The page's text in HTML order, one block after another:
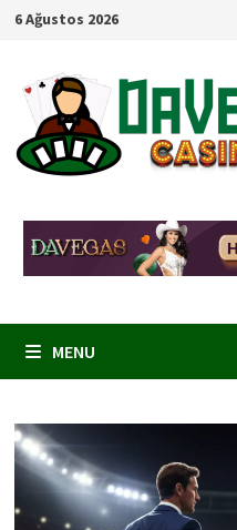
Skip
content
6 Ağustos 2026
MENU